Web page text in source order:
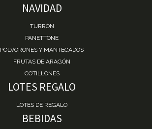
NAVIDAD
TURRÓN
PANETTONE
POLVORONES Y MANTECADOS
FRUTAS DE ARAGÓN
COTILLONES
LOTES REGALO
LOTES DE REGALO
BEBIDAS